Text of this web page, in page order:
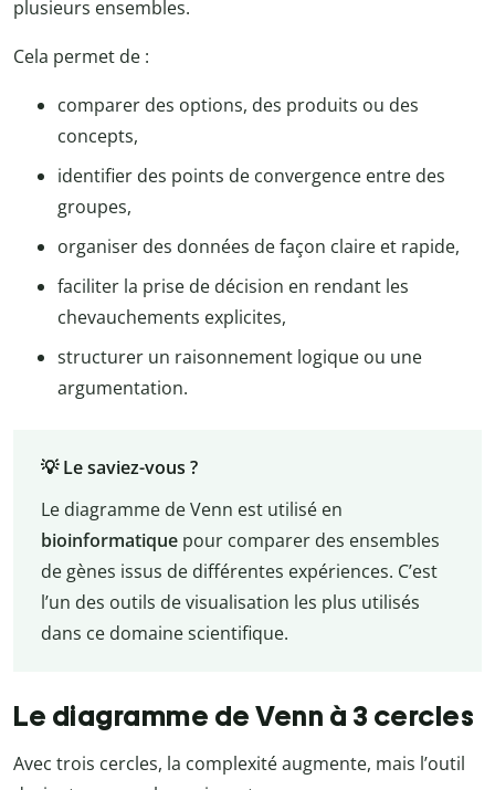
plusieurs ensembles.
Cela permet de :
comparer des options, des produits ou des
concepts,
identifier des points de convergence entre des
groupes,
organiser des données de façon claire et rapide,
faciliter la prise de décision en rendant les
chevauchements explicites,
structurer un raisonnement logique ou une
argumentation.
💡 Le saviez-vous ?
Le diagramme de Venn est utilisé en
bioinformatique pour comparer des ensembles
de gènes issus de différentes expériences. C’est
l’un des outils de visualisation les plus utilisés
dans ce domaine scientifique.
Le diagramme de Venn à 3 cercles
Avec trois cercles, la complexité augmente, mais l’outil